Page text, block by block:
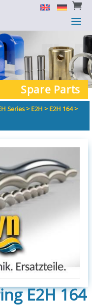

a

a
Spare Parts
Series>E2H >E2H 164>
E2H 164